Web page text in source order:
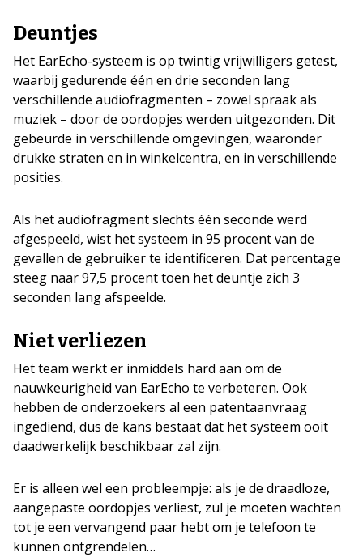
Deuntjes
Het EarEcho-systeem is op twintig vrijwilligers getest,
waarbij gedurende één en drie seconden lang
verschillende audiofragmenten – zowel spraak als
muziek – door de oordopjes werden uitgezonden. Dit
gebeurde in verschillende omgevingen, waaronder
drukke straten en in winkelcentra, en in verschillende
posities.
Als het audiofragment slechts één seconde werd
afgespeeld, wist het systeem in 95 procent van de
gevallen de gebruiker te identificeren. Dat percentage
steeg naar 97,5 procent toen het deuntje zich 3
seconden lang afspeelde.
Niet verliezen
Het team werkt er inmiddels hard aan om de
nauwkeurigheid van EarEcho te verbeteren. Ook
hebben de onderzoekers al een patentaanvraag
ingediend, dus de kans bestaat dat het systeem ooit
daadwerkelijk beschikbaar zal zijn.
Er is alleen wel een probleempje: als je de draadloze,
aangepaste oordopjes verliest, zul je moeten wachten
tot je een vervangend paar hebt om je telefoon te
kunnen ontgrendelen…